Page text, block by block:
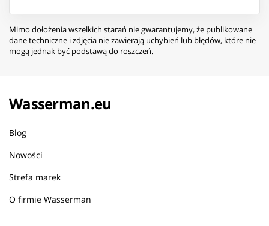
Mimo dołożenia wszelkich starań nie gwarantujemy, że publikowane
dane techniczne i zdjęcia nie zawierają uchybień lub błędów, które nie
mogą jednak być podstawą do roszczeń.
Wasserman.eu
Blog
Nowości
Strefa marek
O firmie Wasserman